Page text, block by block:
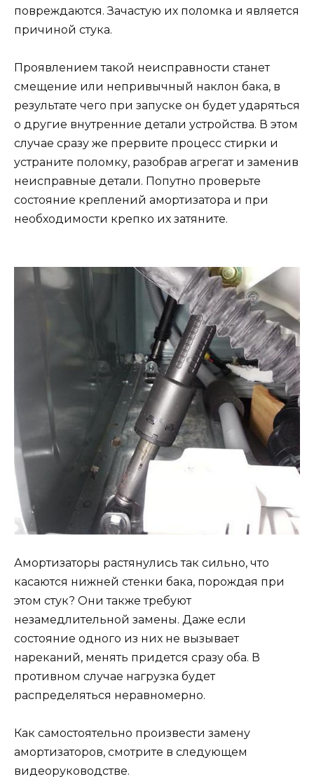
повреждаются. Зачастую их поломка и является
причиной стука.
Проявлением такой неисправности станет
смещение или непривычный наклон бака, в
результате чего при запуске он будет ударяться
о другие внутренние детали устройства. В этом
случае сразу же прервите процесс стирки и
устраните поломку, разобрав агрегат и заменив
неисправные детали. Попутно проверьте
состояние креплений амортизатора и при
необходимости крепко их затяните.
Амортизаторы растянулись так сильно, что
касаются нижней стенки бака, порождая при
этом стук? Они также требуют
незамедлительной замены. Даже если
состояние одного из них не вызывает
нареканий, менять придется сразу оба. В
противном случае нагрузка будет
распределяться неравномерно.
Как самостоятельно произвести замену
амортизаторов, смотрите в следующем
видеоруководстве.